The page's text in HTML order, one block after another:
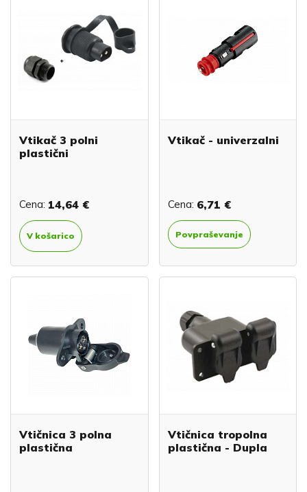
Vtikač 3 polni
plastični
Cena: 14,64 €
V košarico
Vtikač - univerzalni
Cena: 6,71 €
Povpraševanje
Vtičnica 3 polna
plastična
Vtičnica tropolna
plastična - Dupla